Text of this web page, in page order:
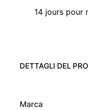
14 jours pour
DETTAGLI DEL
Marca